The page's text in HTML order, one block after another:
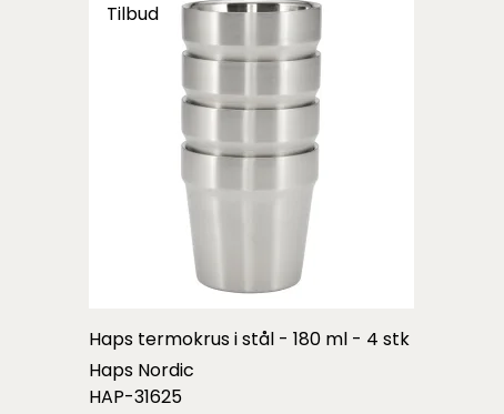
Tilbud
Haps termokrus i stål - 180 ml - 4 stk
Haps Nordic
HAP-31625